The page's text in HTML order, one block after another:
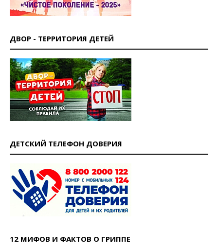
ДВОР - ТЕРРИТОРИЯ ДЕТЕЙ
ДЕТСКИЙ ТЕЛЕФОН ДОВЕРИЯ
12 МИФОВ И ФАКТОВ О ГРИППЕ